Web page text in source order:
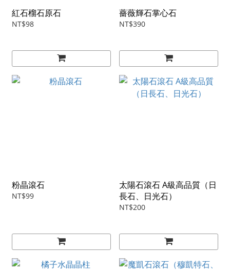
紅石榴石原石
NT$98
薔薇輝石掌心石
NT$390
粉晶滾石
NT$99
太陽石滾石 A級高品質（日
長石、日光石）
NT$200